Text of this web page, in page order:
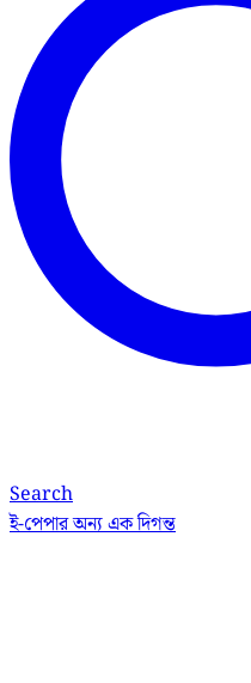
Search
ই-পেপারঅন্য এক দিগন্ত